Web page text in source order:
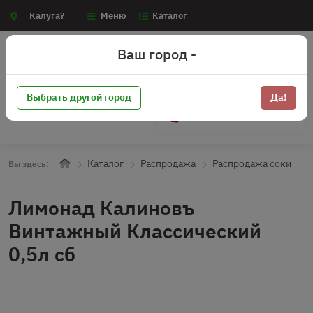
Калуга? Меню Каталог
Вы здесь: Каталог Распродажа Распродажа соки
Лимонад Калиновъ
Винтажный Классический
0,5л сб
Ваш город -
Выбрать другой город Да!